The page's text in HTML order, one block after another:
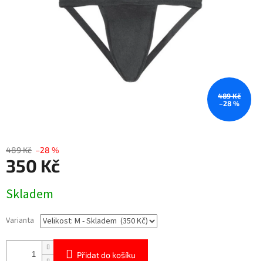
489 Kč
–28 %
489 Kč –28 %
350 Kč
cena:
Skladem
Varianta
Přidat do košíku